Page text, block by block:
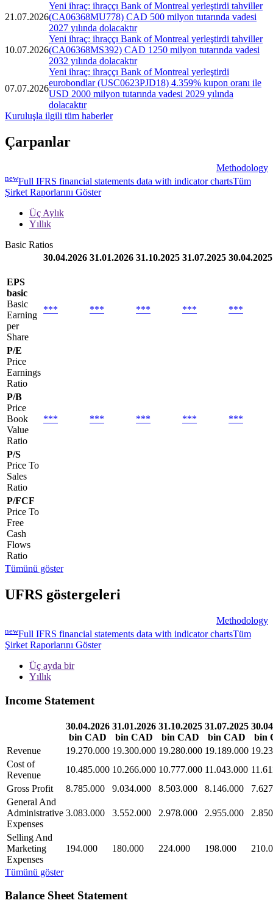
21.07.2026
Yeni ihraç: ihraççı Bank of Montreal yerleştirdi tahviller
(CA06368MU778) CAD 500 milyon tutarında vadesi
2027 yılında dolacaktır
10.07.2026
Yeni ihraç: ihraççı Bank of Montreal yerleştirdi tahviller
(CA06368MS392) CAD 1250 milyon tutarında vadesi
2032 yılında dolacaktır
07.07.2026
Yeni ihraç: ihraççı Bank of Montreal yerleştirdi
eurobondlar (USC0623PJD18) 4.359% kupon oranı ile
USD 2000 milyon tutarında vadesi 2029 yılında
dolacaktır
Kuruluşla ilgili tüm haberler
Çarpanlar
Methodology
newFull IFRS financial statements data with indicator chartsTüm
Şirket Raporlarını Göster
Üç Aylık
Yıllık
Basic Ratios
30.04.2026 31.01.2026 31.10.2025 31.07.2025 30.04.2025
EPS
basic
Basic
Earning
per
Share
*** *** *** *** ***
P/E
Price
Earnings
Ratio
P/B
Price
Book
Value
Ratio
*** *** *** *** ***
P/S
Price To
Sales
Ratio
P/FCF
Price To
Free
Cash
Flows
Ratio
Tümünü göster
UFRS göstergeleri
Methodology
newFull IFRS financial statements data with indicator chartsTüm
Şirket Raporlarını Göster
Üç ayda bir
Yıllık
Income Statement
30.04.2026
bin CAD
31.01.2026
bin CAD
31.10.2025
bin CAD
31.07.2025
bin CAD
bin
Revenue
19.270.000 19.300.000 19.280.000 19.189.000
Cost of
Revenue
10.485.000 10.266.000 10.777.000 11.043.000
Gross Profit
8.785.000 9.034.000 8.503.000 8.146.000
General And
Administrative
Expenses
3.083.000 3.552.000 2.978.000 2.955.000
Selling And
Marketing
Expenses
194.000 180.000 224.000 198.000
Tümünü göster
Balance Sheet Statement